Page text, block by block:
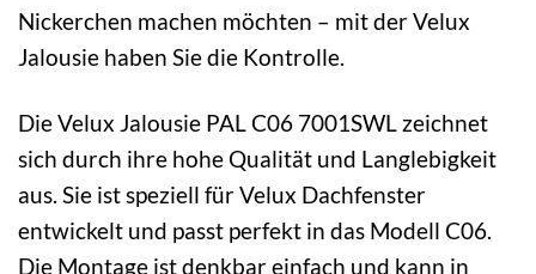
Nickerchen machen möchten – mit der Velux
Jalousie haben Sie die Kontrolle.
Die Velux Jalousie PAL C06 7001SWL zeichnet
sich durch ihre hohe Qualität und Langlebigkeit
aus. Sie ist speziell für Velux Dachfenster
entwickelt und passt perfekt in das Modell C06.
Die Montage ist denkbar einfach und kann in